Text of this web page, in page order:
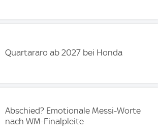
Quartararo ab 2027 bei Honda
Abschied? Emotionale Messi-Worte
nach WM-Finalpleite